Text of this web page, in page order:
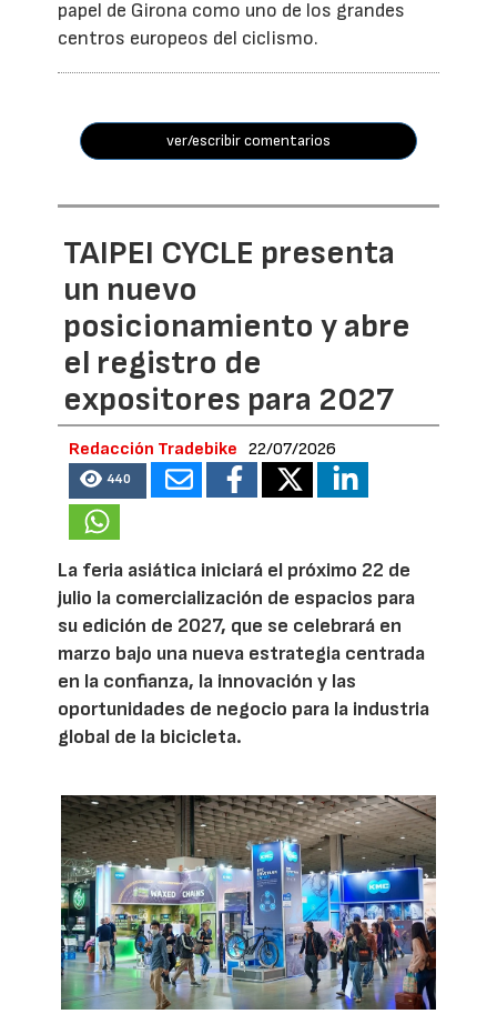
papel de Girona como uno de los grandes
centros europeos del ciclismo.
ver/escribir comentarios
TAIPEI CYCLE presenta
un nuevo
posicionamiento y abre
el registro de
expositores para 2027
Redacción Tradebike 22/07/2026
440
La feria asiática iniciará el próximo 22 de
julio la comercialización de espacios para
su edición de 2027, que se celebrará en
marzo bajo una nueva estrategia centrada
en la confianza, la innovación y las
oportunidades de negocio para la industria
global de la bicicleta.